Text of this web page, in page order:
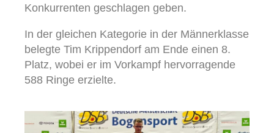
Konkurrenten geschlagen geben.
In der gleichen Kategorie in der Männerklasse
belegte Tim Krippendorf am Ende einen 8.
Platz, wobei er im Vorkampf hervorragende
588 Ringe erzielte.